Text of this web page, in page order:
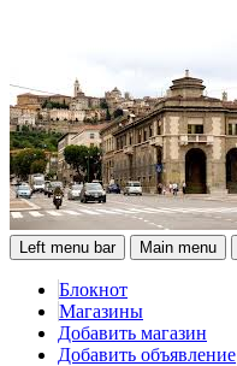
Left menu bar Main menu
Блокнот
Магазины
Добавить магазин
Добавить объявление